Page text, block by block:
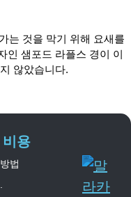
는 것을 막기 위해 요새를
인 샘포드 라플스 경이 이
않았습니다.
용
법